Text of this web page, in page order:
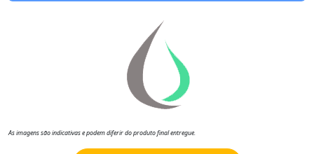
As imagens são indicativas e podem diferir do produto final entregue.